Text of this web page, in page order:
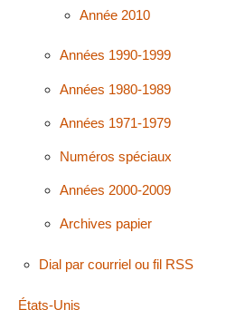
Année 2010
Années 1990-1999
Années 1980-1989
Années 1971-1979
Numéros spéciaux
Années 2000-2009
Archives papier
Dial par courriel ou fil RSS
États-Unis